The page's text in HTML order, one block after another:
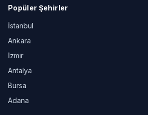
Popüler Şehirler
İstanbul
Ankara
İzmir
Antalya
Bursa
Adana